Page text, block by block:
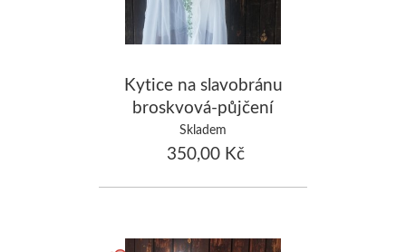
Kytice na slavobránu
broskvová-půjčení
Skladem
350,00 Kč